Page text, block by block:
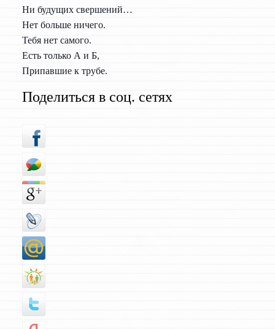
Ни будущих свершений…
Нет больше ничего.
Тебя нет самого.
Есть только А и Б,
Припавшие к трубе.
Поделиться в соц. сетях